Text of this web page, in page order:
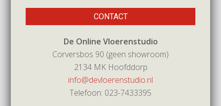
CONTACT
De Online Vloerenstudio
Corversbos 90 (geen showroom)
2134 MK Hoofddorp
info@devloerenstudio.nl
Telefoon: 023-7433395